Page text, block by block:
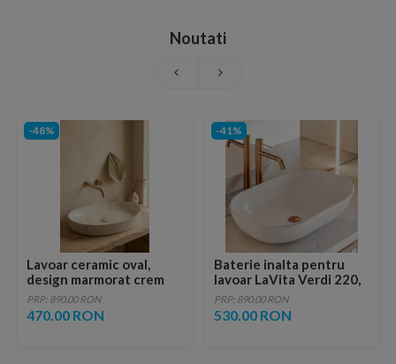
Noutati
-48%
Lavoar ceramic oval,
design marmorat crem
lucios cu vene aurii,
ventil inclus
PRP: 890.00 RON
470.00 RON
-41%
Baterie inalta pentru
lavoar LaVita Verdi 220,
fara ventil, brushed
copper
PRP: 890.00 RON
530.00 RON